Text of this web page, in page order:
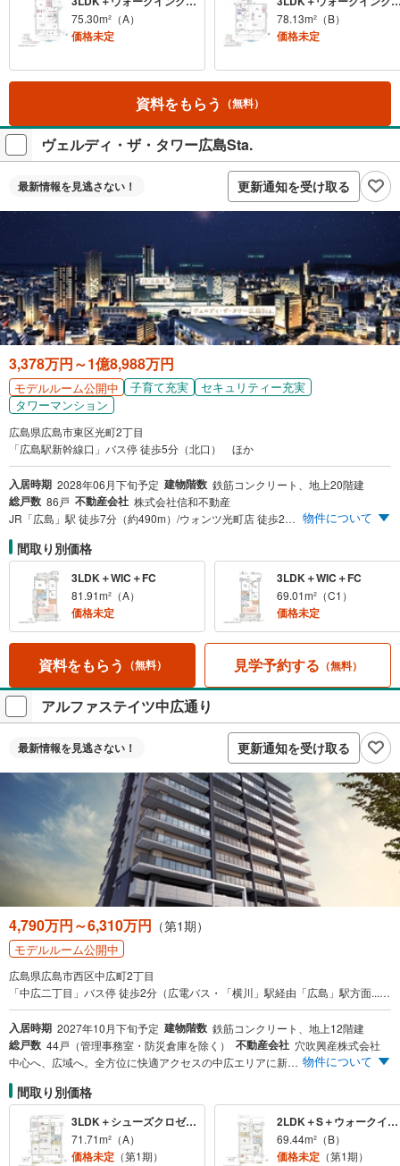
75.30m²（A）
価格未定
78.13m²（B）
価格未定
資料をもらう （無料）
ヴェルディ・ザ・タワー広島Sta.
最新情報を見逃さない！ 更新通知を受け取る
3,378万円～1億8,988万円
モデルルーム公開中 子育て充実
セキュリティー充実
タワーマンション
広島県広島市東区光町2丁目
「広島駅新幹線口」バス停 徒歩5分（北口） ほか
入居時期 2028年06月下旬予定 建物階数 鉄筋コンクリート、地上20階建
総戸数 86戸 不動産会社 株式会社信和不動産
JR「広島」駅 徒歩7分（約490m）/ウォンツ光町店 徒歩2分（約100m）/マックスバリュ エクスプレス広島駅北口店 徒歩5分（約350m） シングルからファミリーまで、ライフスタイルに応じた多彩なプランバリエーションをご用意。1LDK～3LDK ［住居専有面積］41.20m²～81.91m² 限定4邸 プレミアムプランをご用意！［住居専有面積］135.61m²～144.85m² 高層20階建て・全86戸タワーレジデンス 敷地内駐車場をご用意 全戸奥行最大約2.15m※ワイドバルコニー 防犯性の高いゾーンセキュリティ採用 ※壁芯寸法です。 物件について
間取り別価格
3LDK＋WIC＋FC
81.91m²（A）
価格未定
3LDK＋WIC＋FC
69.01m²（C1）
価格未定
資料をもらう （無料） 見学予約する （無料）
アルファステイツ中広通り
最新情報を見逃さない！ 更新通知を受け取る
4,790万円～6,310万円 （第1期）
モデルルーム公開中
広島県広島市西区中広町2丁目
「中広二丁目」バス停 徒歩2分（広電バス・「横川」駅経由「広島」駅方面... ほか
入居時期 2027年10月下旬予定 建物階数 鉄筋コンクリート、地上12階建
総戸数 44戸（管理事務室・防災倉庫を除く） 不動産会社 穴吹興産株式会社
中心へ、広域へ。全方位に快適アクセスの中広エリアに新築分譲マンション誕生 ＜第1期＞2LDK＋S（66.79m²）4,790万円～ JR横川駅（約1,180m）経由、広島バスセンター方面行き「中広二丁目」バス停（約90m）徒歩2分/広島高速4号線「中広」入口（約130m）まで車1分 ＜毎日のショッピングに便利＞フレスタ上天満店（約560m）徒歩7分/万一に備えた防災倉庫を全邸に完備 物件について
間取り別価格
3LDK＋シューズクロゼット＋ウォークインクローゼット
71.71m²（A）
価格未定 （第1期）
2LDK＋S＋ウォークインクローゼット（2ヵ所）・3LDK＋ウォークインクローゼット（2ヵ所）
69.44m²（B）
価格未定 （第1期）